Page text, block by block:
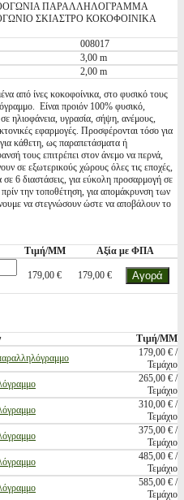
ΠΑΡΑΛΛΗΛΟΓΡΑΜΜΑ
ΣΚΙΑΣΤΡΟ ΚΟΚΟΦΟΙΝΙΚΑ
008017
3,00 m
2,00 m
από ίνες κοκοφοίνικα, στο φυσικό τους
Είναι προιόν 100% φυσικό,
σε ηλιοφάνεια, υγρασία, σήψη, ανέμους,
εφαρμογές. Προσφέρονται τόσο για
κάθετη, ως παραπετάσματα ή
τους επιτρέπει στον άνεμο να περνά,
σε εξωτερικούς χώρους όλες τις εποχές,
6 διαστάσεις, για εύκολη προσαρμογή σε
την τοποθέτηση, για απομάκρυνση των
να στεγνώσουν ώστε να αποβάλουν το
Τιμή/ΜΜ Αξία με ΦΠΑ
179,00 € 179,00 €
Τιμή/ΜΜ
179,00 € /
Τεμάχιο
265,00 € /
Τεμάχιο
310,00 € /
Τεμάχιο
375,00 € /
Τεμάχιο
485,00 € /
Τεμάχιο
585,00 € /
Τεμάχιο